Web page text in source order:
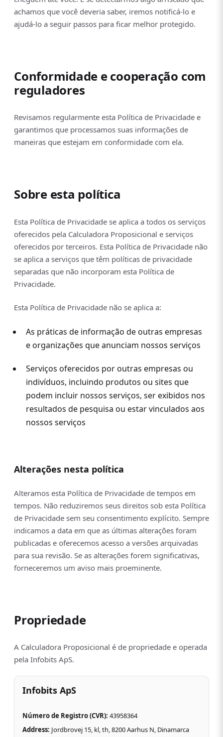
achamos que você deveria saber, iremos notificá-lo e
ajudá-lo a seguir passos para ficar melhor protegido.
Conformidade e cooperação com
reguladores
Revisamos regularmente esta Política de Privacidade e
garantimos que processamos suas informações de
maneiras que estejam em conformidade com ela.
Sobre esta política
Esta Política de Privacidade se aplica a todos os serviços
oferecidos pela Calculadora Proposicional e serviços
oferecidos por terceiros. Esta Política de Privacidade não
se aplica a serviços que têm políticas de privacidade
separadas que não incorporam esta Política de
Privacidade.
Esta Política de Privacidade não se aplica a:
As práticas de informação de outras empresas
e organizações que anunciam nossos serviços
Serviços oferecidos por outras empresas ou
indivíduos, incluindo produtos ou sites que
podem incluir nossos serviços, ser exibidos nos
resultados de pesquisa ou estar vinculados aos
nossos serviços
Alterações nesta política
Alteramos esta Política de Privacidade de tempos em
tempos. Não reduziremos seus direitos sob esta Política
de Privacidade sem seu consentimento explícito. Sempre
indicamos a data em que as últimas alterações foram
publicadas e oferecemos acesso a versões arquivadas
para sua revisão. Se as alterações forem significativas,
forneceremos um aviso mais proeminente.
Propriedade
A Calculadora Proposicional é de propriedade e operada
pela Infobits ApS.
Infobits ApS
Número de Registro (CVR): 43958364
Address: Jordbrovej 15, kl, th, 8200 Aarhus N, Dinamarca